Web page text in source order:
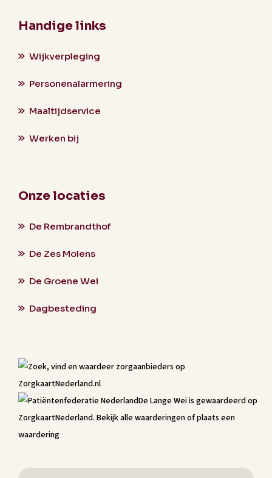
Handige links
Wijkverpleging
Personenalarmering
Maaltijdservice
Werken bij
Onze locaties
De Rembrandthof
De Zes Molens
De Groene Wei
Dagbesteding
De Lange Weiis gewaardeerd op
ZorgkaartNederland. Bekijk alle waarderingenofplaats een
waardering